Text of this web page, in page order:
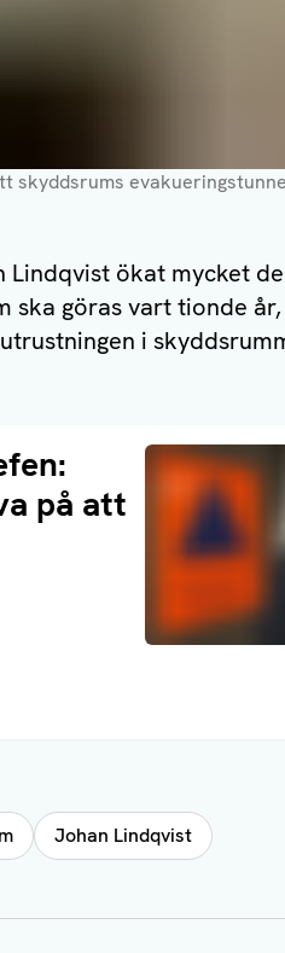
skyddsrums
ökat mycket
göras vart tionde
i
på att
Johan Lindqvist